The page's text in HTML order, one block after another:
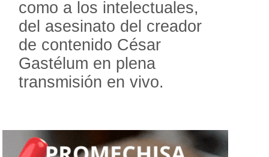
como a los intelectuales,
del asesinato del creador
de contenido César
Gastélum en plena
transmisión en vivo.